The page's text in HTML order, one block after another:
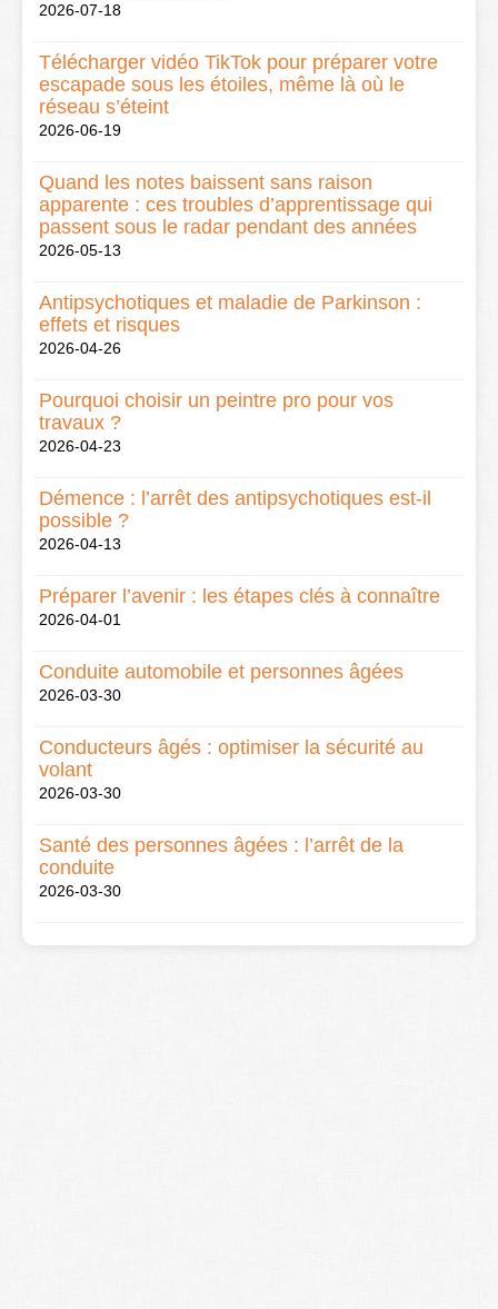
2026-07-18
Télécharger vidéo TikTok pour préparer votre
escapade sous les étoiles, même là où le
réseau s’éteint
2026-06-19
Quand les notes baissent sans raison
apparente : ces troubles d’apprentissage qui
passent sous le radar pendant des années
2026-05-13
Antipsychotiques et maladie de Parkinson :
effets et risques
2026-04-26
Pourquoi choisir un peintre pro pour vos
travaux ?
2026-04-23
Démence : l’arrêt des antipsychotiques est-il
possible ?
2026-04-13
Préparer l’avenir : les étapes clés à connaître
2026-04-01
Conduite automobile et personnes âgées
2026-03-30
Conducteurs âgés : optimiser la sécurité au
volant
2026-03-30
Santé des personnes âgées : l’arrêt de la
conduite
2026-03-30